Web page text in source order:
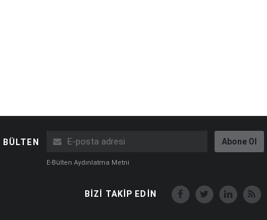
BÜLTEN Abone Ol
E-Bülten Aydınlatma Metni
BİZİ TAKİP EDİN